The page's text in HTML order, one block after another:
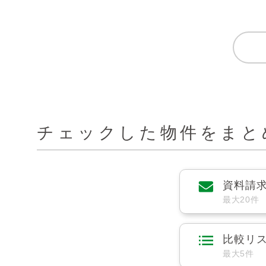
チェックした物件をまと
資料請
最大20件
比較リ
最大5件